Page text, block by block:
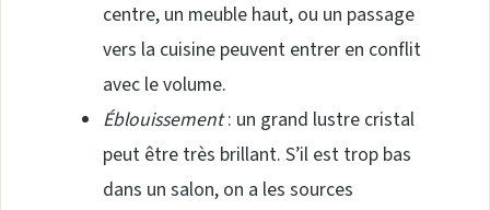
centre, un meuble haut, ou un passage
vers la cuisine peuvent entrer en conflit
avec le volume.
Éblouissement: un grand lustre cristal
peut être très brillant. S’il est trop bas
dans un salon, on a les sources